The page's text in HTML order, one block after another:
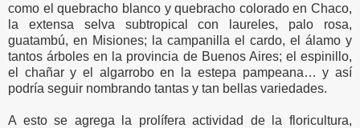
como el quebracho blanco y quebracho colorado en Chaco,
la extensa selva subtropical con laureles, palo rosa,
guatambú, en Misiones; la campanilla el cardo, el álamo y
tantos árboles en la provincia de Buenos Aires; el espinillo,
el chañar y el algarrobo en la estepa pampeana… y así
podría seguir nombrando tantas y tan bellas variedades.
A esto se agrega la prolífera actividad de la floricultura,